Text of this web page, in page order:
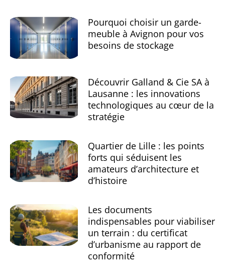
Pourquoi choisir un garde-
meuble à Avignon pour vos
besoins de stockage
Découvrir Galland & Cie SA à
Lausanne : les innovations
technologiques au cœur de la
stratégie
Quartier de Lille : les points
forts qui séduisent les
amateurs d’architecture et
d’histoire
Les documents
indispensables pour viabiliser
un terrain : du certificat
d’urbanisme au rapport de
conformité